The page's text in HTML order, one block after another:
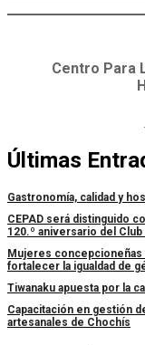
Centro Para
Últimas
Gastronomía, calidad y
CEPAD será distinguido
120.º aniversario del
Mujeres concepcioneñas
fortalecer la igualdad de
Tiwanaku apuesta por la
Capacitación en gestión
artesanales de Chochís